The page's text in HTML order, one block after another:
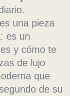
es una pieza
es un
y cómo te
de lujo
que
de su